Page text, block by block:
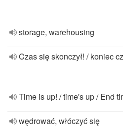
storage, warehousing
Czas się skonczył! / koniec
Time is up! / time's up / End
wędrować, włóczyć się